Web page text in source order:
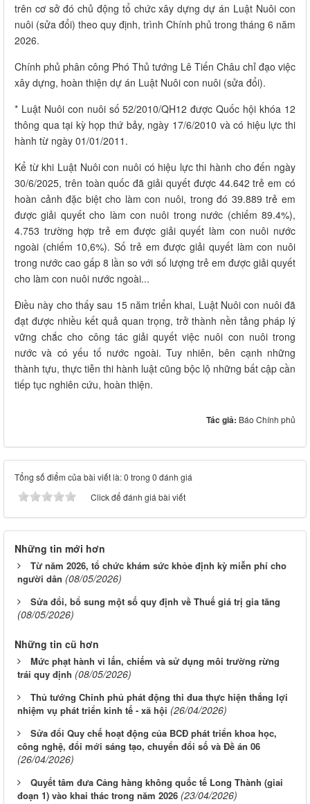
trên cơ sở đó chủ động tổ chức xây dựng dự án Luật Nuôi con
nuôi (sửa đổi) theo quy định, trình Chính phủ trong tháng 6 năm
2026.
Chính phủ phân công Phó Thủ tướng Lê Tiến Châu chỉ đạo việc
xây dựng, hoàn thiện dự án Luật Nuôi con nuôi (sửa đổi).
* Luật Nuôi con nuôi số 52/2010/QH12 được Quốc hội khóa 12
thông qua tại kỳ họp thứ bảy, ngày 17/6/2010 và có hiệu lực thi
hành từ ngày 01/01/2011.
Kể từ khi Luật Nuôi con nuôi có hiệu lực thi hành cho đến ngày
30/6/2025, trên toàn quốc đã giải quyết được 44.642 trẻ em có
hoàn cảnh đặc biệt cho làm con nuôi, trong đó 39.889 trẻ em
được giải quyết cho làm con nuôi trong nước (chiếm 89.4%),
4.753 trường hợp trẻ em được giải quyết làm con nuôi nước
ngoài (chiếm 10,6%). Số trẻ em được giải quyết làm con nuôi
trong nước cao gấp 8 lần so với số lượng trẻ em được giải quyết
cho làm con nuôi nước ngoài...
Điều này cho thấy sau 15 năm triển khai, Luật Nuôi con nuôi đã
đạt được nhiều kết quả quan trọng, trở thành nền tảng pháp lý
vững chắc cho công tác giải quyết việc nuôi con nuôi trong
nước và có yếu tố nước ngoài. Tuy nhiên, bên cạnh những
thành tựu, thực tiễn thi hành luật cũng bộc lộ những bất cập cần
tiếp tục nghiên cứu, hoàn thiện.
Tác giả: Báo Chính phủ
Tổng số điểm của bài viết là: 0 trong 0 đánh giá
Click để đánh giá bài viết
Những tin mới hơn
Từ năm 2026, tổ chức khám sức khỏe định kỳ miễn phí cho
người dân (08/05/2026)
Sửa đổi, bổ sung một số quy định về Thuế giá trị gia tăng
(08/05/2026)
Những tin cũ hơn
Mức phạt hành vi lấn, chiếm và sử dụng môi trường rừng
trái quy định (08/05/2026)
Thủ tướng Chính phủ phát động thi đua thực hiện thắng lợi
nhiệm vụ phát triển kinh tế - xã hội (26/04/2026)
Sửa đổi Quy chế hoạt động của BCĐ phát triển khoa học,
công nghệ, đổi mới sáng tạo, chuyển đổi số và Đề án 06
(26/04/2026)
Quyết tâm đưa Cảng hàng không quốc tế Long Thành (giai
đoạn 1) vào khai thác trong năm 2026 (23/04/2026)